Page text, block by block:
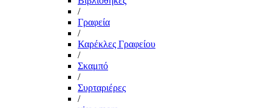
/
Γραφεία
/
Καρέκλες Γραφείου
/
Σκαμπό
/
Συρταριέρες
/